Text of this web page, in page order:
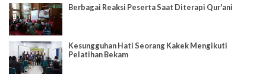
Berbagai Reaksi Peserta Saat Diterapi Qur'ani
Kesungguhan Hati Seorang Kakek Mengikuti
Pelatihan Bekam